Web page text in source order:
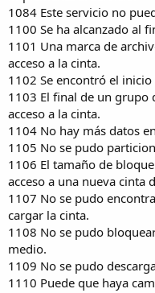
1084 Este servicio no
1100 Se ha alcanzado al
1101 Una marca de
acceso a la cinta.
1102 Se encontró el
1103 El final de un grupo
acceso a la cinta.
1104 No hay más datos
1105 No se pudo
1106 El tamaño de
acceso a una nueva
1107 No se pudo
cargar la cinta.
1108 No se pudo
medio.
1109 No se pudo
1110 Puede que haya